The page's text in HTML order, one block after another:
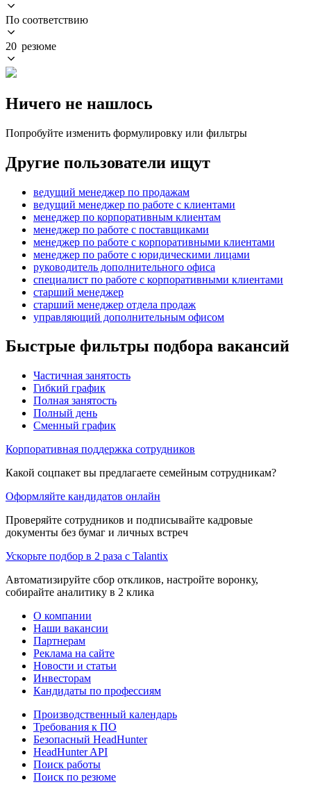
По соответствию
20 резюме
Ничего не нашлось
Попробуйте изменить формулировку или фильтры
Другие пользователи ищут
ведущий менеджер по продажам
ведущий менеджер по работе с клиентами
менеджер по корпоративным клиентам
менеджер по работе с поставщиками
менеджер по работе с корпоративными клиентами
менеджер по работе с юридическими лицами
руководитель дополнительного офиса
специалист по работе с корпоративными клиентами
старший менеджер
старший менеджер отдела продаж
управляющий дополнительным офисом
Быстрые фильтры подбора вакансий
Частичная занятость
Гибкий график
Полная занятость
Полный день
Сменный график
Корпоративная поддержка сотрудников
Какой соцпакет вы предлагаете семейным сотрудникам?
Оформляйте кандидатов онлайн
Проверяйте сотрудников и подписывайте кадровые
документы без бумаг и личных встреч
Ускорьте подбор в 2 раза с Talantix
Автоматизируйте сбор откликов, настройте воронку,
собирайте аналитику в 2 клика
О компании
Наши вакансии
Партнерам
Реклама на сайте
Новости и статьи
Инвесторам
Кандидаты по профессиям
Производственный календарь
Требования к ПО
Безопасный HeadHunter
HeadHunter API
Поиск работы
Поиск по резюме